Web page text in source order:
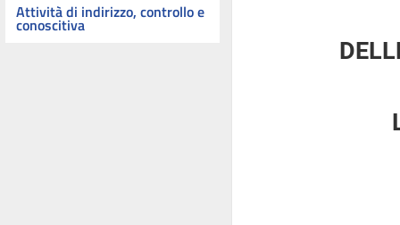
Attività di indirizzo, controllo e
conoscitiva